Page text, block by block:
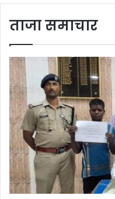
ताजा समाचार